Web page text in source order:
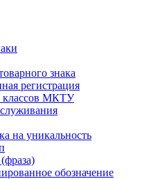
знака
регистрация
классов МКТУ
на уникальность
обозначение